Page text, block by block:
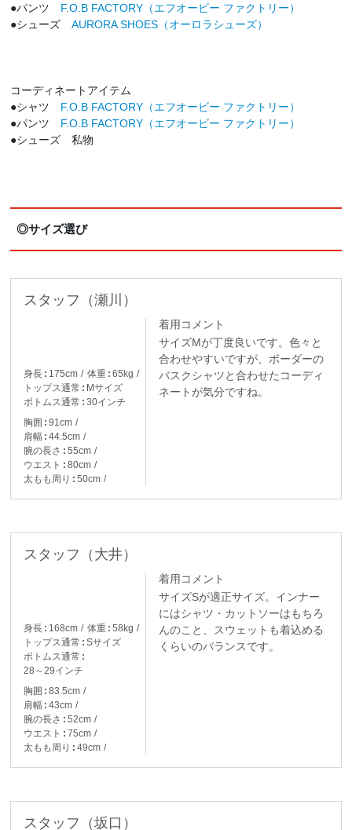
●パンツ F.O.B FACTORY（エフオービー ファクトリー）
●シューズAURORA SHOES（オーロラシューズ）
コーディネートアイテム
●シャツ F.O.B FACTORY（エフオービー ファクトリー）
●パンツ F.O.B FACTORY（エフオービー ファクトリー）
●シューズ 私物
◎サイズ選び
スタッフ（瀬川）
身長 175cm 体重
65kg
トップス通常
Mサイズ
ボトムス通常
30インチ
胸囲
91cm
肩幅
44.5cm
腕の長さ
55cm
ウエスト
80cm
太もも周り
50cm
着用コメント
サイズMが丁度良いです。色々と
合わせやすいですが、ボーダーの
バスクシャツと合わせたコーディ
ネートが気分ですね。
スタッフ（大井）
身長 168cm 体重
58kg
トップス通常
Sサイズ
ボトムス通常
28～29インチ
胸囲
83.5cm
肩幅
43cm
腕の長さ
52cm
ウエスト
75cm
太もも周り
49cm
着用コメント
サイズSが適正サイズ。インナー
にはシャツ・カットソーはもちろ
んのこと、スウェットも着込める
くらいのバランスです。
スタッフ（坂口）